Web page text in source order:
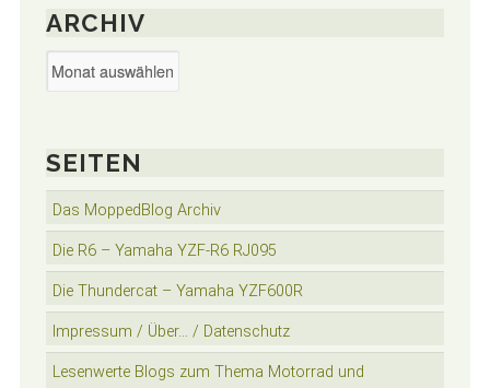
ARCHIV
Archiv
SEITEN
Das MoppedBlog Archiv
Die R6 – Yamaha YZF-R6 RJ095
Die Thundercat – Yamaha YZF600R
Impressum / Über… / Datenschutz
Lesenwerte Blogs zum Thema Motorrad und